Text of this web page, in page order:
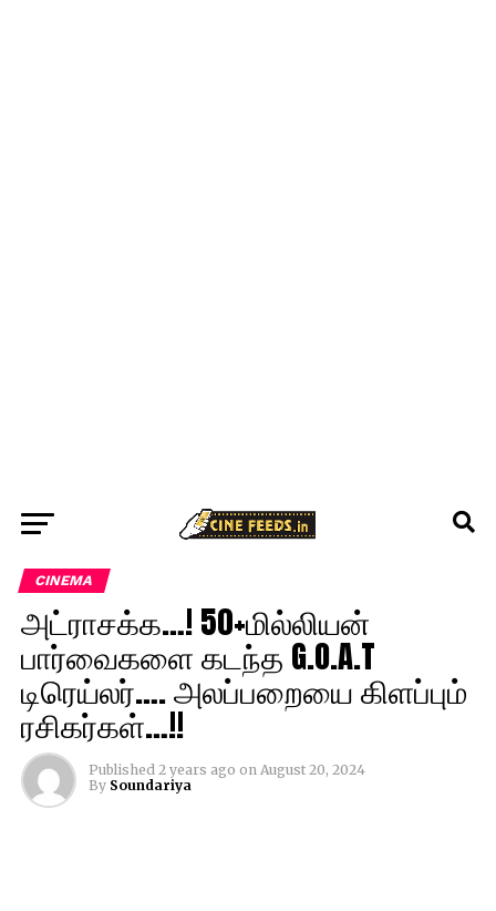
CINEMA
அட்ராசக்க…! 50+மில்லியன்
பார்வைகளை கடந்த G.O.A.T
டிரெய்லர்…. அலப்பறையை கிளப்பும்
ரசிகர்கள்…!!
Published 2 years ago on August 20, 2024
By Soundariya